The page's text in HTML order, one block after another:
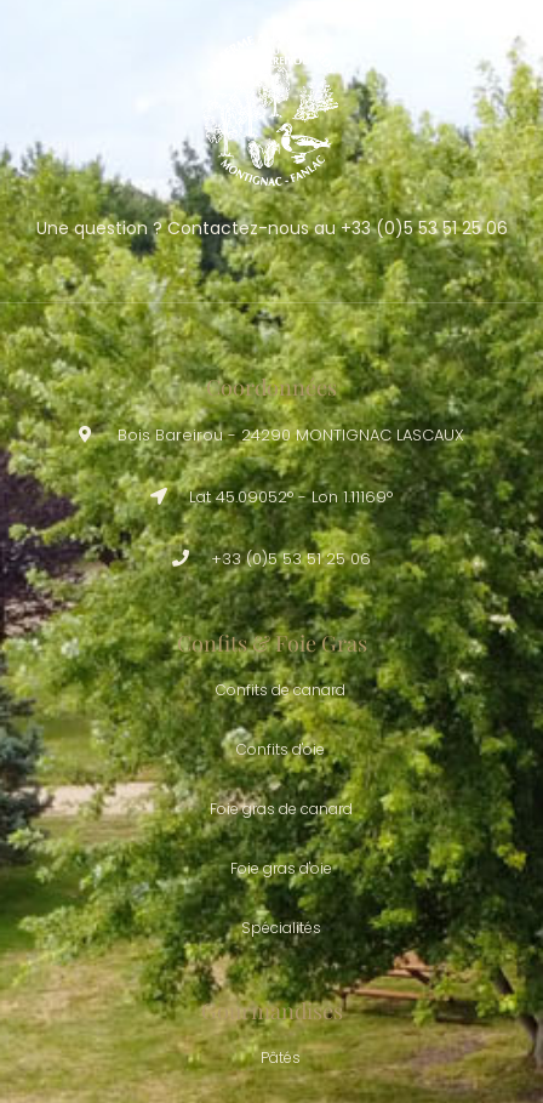
Une question ? Contactez-nous au +33 (0)5 53 51 25 06
Coordonnées
Bois Bareirou - 24290 MONTIGNAC LASCAUX
Lat 45.09052° - Lon 1.11169°
+33 (0)5 53 51 25 06
Confits & Foie Gras
Confits de canard
Confits d'oie
Foie gras de canard
Foie gras d'oie
Spécialités
Gourmandises
Pâtés